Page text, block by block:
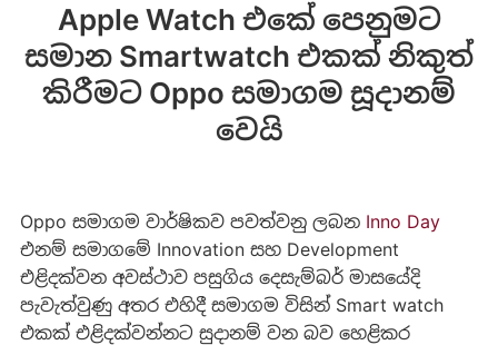
Apple Watch එකේ පෙනුමට
සමාන Smartwatch එකක් නිකුත්
කිරීමට Oppo සමාගම සූදානම්
වෙයි
Oppo සමාගම වාර්ෂිකව පවත්වනු ලබන Inno Day
එනම් සමාගමේ Innovation සහ Development
එළිදක්වන අවස්ථාව පසුගිය දෙසැම්බර් මාසයේදි
පැවැත්වුණු අතර එහිදී සමාගම විසින් Smart watch
එකක් එළිදක්වන්නට සුදානම් වන බව හෙළිකර